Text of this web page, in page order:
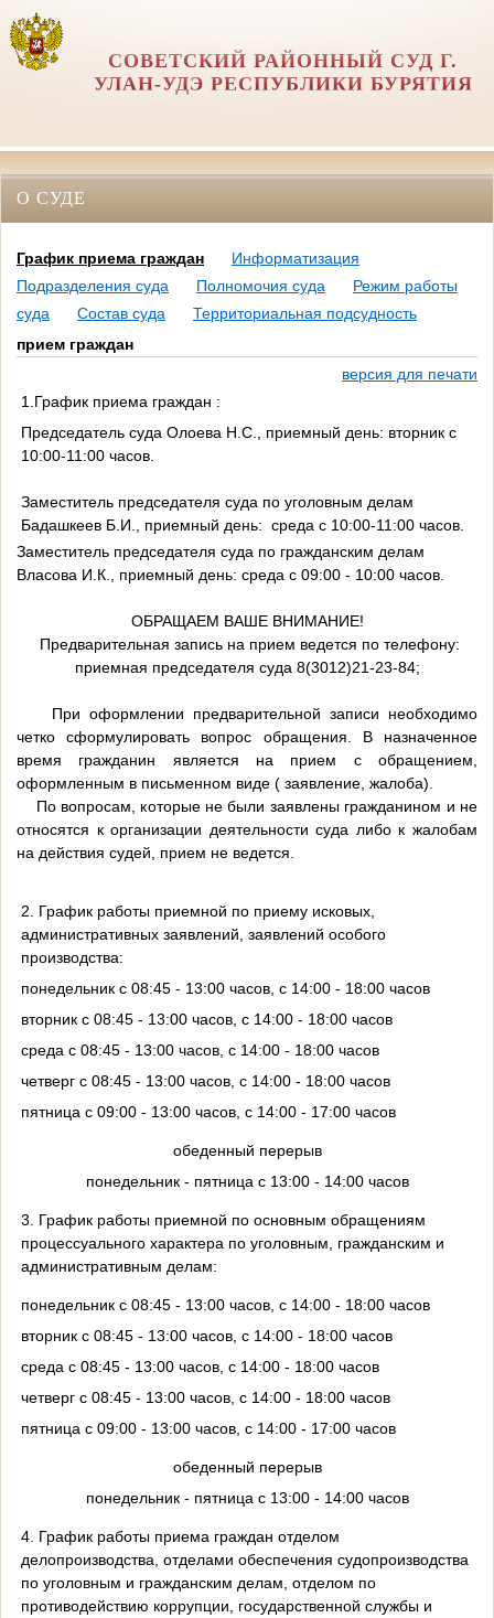
СОВЕТСКИЙ РАЙОННЫЙ СУД Г.
УЛАН-УДЭ РЕСПУБЛИКИ БУРЯТИЯ
О СУДЕ
График приема граждан
Информатизация
Подразделения суда
Полномочия суда
Режим работы
суда
Состав суда
Территориальная подсудность
прием граждан
версия для печати
1.График приема граждан :
Председатель суда Олоева Н.С., приемный день: вторник с
10:00-11:00 часов.
Заместитель председателя суда по уголовным делам
Бадашкеев Б.И., приемный день: среда с 10:00-11:00 часов.
Заместитель председателя суда по гражданским делам
Власова И.К., приемный день: среда с 09:00 - 10:00 часов.
ОБРАЩАЕМ ВАШЕ ВНИМАНИЕ!
Предварительная запись на прием ведется по телефону:
приемная председателя суда 8(3012)21-23-84;
При оформлении предварительной записи необходимо
четко сформулировать вопрос обращения. В назначенное
время гражданин является на прием с обращением,
оформленным в письменном виде ( заявление, жалоба).
По вопросам, которые не были заявлены гражданином и не
относятся к организации деятельности суда либо к жалобам
на действия судей, прием не ведется.
2. График работы приемной по приему исковых,
административных заявлений, заявлений особого
производства:
понедельник с 08:45 - 13:00 часов, с 14:00 - 18:00 часов
вторник с 08:45 - 13:00 часов, с 14:00 - 18:00 часов
среда с 08:45 - 13:00 часов, с 14:00 - 18:00 часов
четверг с 08:45 - 13:00 часов, с 14:00 - 18:00 часов
пятница с 09:00 - 13:00 часов, с 14:00 - 17:00 часов
обеденный перерыв
понедельник - пятница с 13:00 - 14:00 часов
3. График работы приемной по основным обращениям
процессуального характера по уголовным, гражданским и
административным делам:
понедельник с 08:45 - 13:00 часов, с 14:00 - 18:00 часов
вторник с 08:45 - 13:00 часов, с 14:00 - 18:00 часов
среда с 08:45 - 13:00 часов, с 14:00 - 18:00 часов
четверг с 08:45 - 13:00 часов, с 14:00 - 18:00 часов
пятница с 09:00 - 13:00 часов, с 14:00 - 17:00 часов
обеденный перерыв
понедельник - пятница с 13:00 - 14:00 часов
4. График работы приема граждан отделом
делопроизводства, отделами обеспечения судопроизводства
по уголовным и гражданским делам, отделом по
противодействию коррупции, государственной службы и